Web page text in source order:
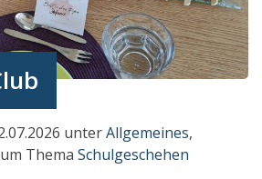
unterAllgemeines,
Thema Schulgeschehen